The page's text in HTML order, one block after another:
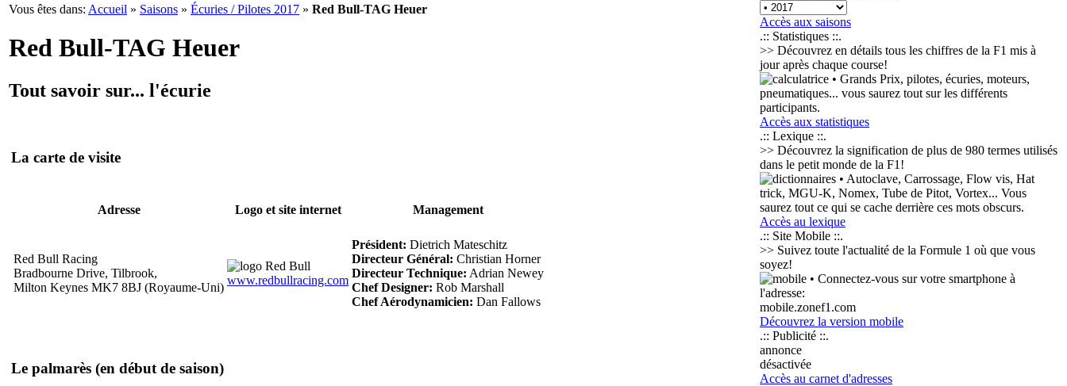
Vous êtes dans: Accueil » Saisons » Écuries / Pilotes 2017 » Red Bull-TAG Heuer
Red Bull-TAG Heuer
Tout savoir sur... l'écurie
La carte de visite
Adresse Logo et site internet Management
Red Bull Racing
Bradbourne Drive, Tilbrook,
Milton Keynes MK7 8BJ (Royaume-Uni)
www.redbullracing.com
Président: Dietrich Mateschitz
Directeur Général: Christian Horner
Directeur Technique: Adrian Newey
Chef Designer: Rob Marshall
Chef Aérodynamicien: Dan Fallows
Le palmarès (en début de saison)
Accès aux saisons
.:: Statistiques ::.
>> Découvrez en détails tous les chiffres de la F1 mis à
jour après chaque course!
• Grands Prix, pilotes, écuries, moteurs,
pneumatiques... vous saurez tout sur les différents
participants.
Accès aux statistiques
.:: Lexique ::.
>> Découvrez la signification de plus de 980 termes utilisés
dans le petit monde de la F1!
• Autoclave, Carrossage, Flow vis, Hat
trick, MGU-K, Nomex, Tube de Pitot, Vortex... Vous
saurez tout ce qui se cache derrière ces mots obscurs.
Accès au lexique
.:: Site Mobile ::.
>> Suivez toute l'actualité de la Formule 1 où que vous
soyez!
• Connectez-vous sur votre smartphone à
l'adresse:
mobile.zonef1.com
Découvrez la version mobile
.:: Publicité ::.
annonce
désactivée
Accès au carnet d'adresses